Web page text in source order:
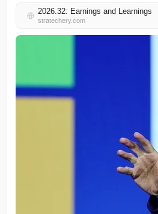
2026.32: Earnings and Learnings
stratechery.com